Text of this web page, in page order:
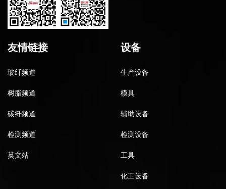
友情链接
玻纤频道
树脂频道
碳纤频道
检测频道
英文站
设备
生产设备
模具
辅助设备
检测设备
工具
化工设备